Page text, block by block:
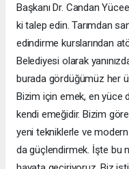
Başkanı Dr. Candan
ki talep edin. Tarımdan
edindirme kurslarından
Belediyesi olarak
burada gördüğümüz her
Bizim için emek, en yüce
kendi emeğidir. Bizim
yeni tekniklerle ve
da güçlendirmek. İşte bu